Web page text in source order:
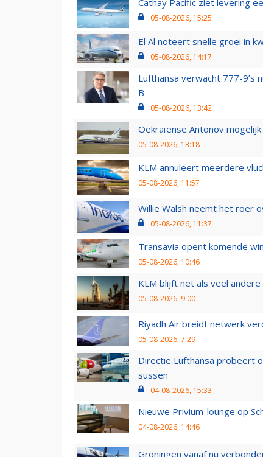
Cathay Pacific ziet levering
05-08-2026, 15:25
El Al noteert snelle groei in
05-08-2026, 14:17
Lufthansa verwacht 777-9’s
B
05-08-2026, 13:42
Oekraïense Antonov
05-08-2026, 13:18
KLM annuleert meerdere
05-08-2026, 11:57
Willie Walsh neemt het roer
05-08-2026, 11:37
Transavia opent komende
05-08-2026, 10:46
KLM blijft net als veel
05-08-2026, 9:00
Riyadh Air breidt netwerk
05-08-2026, 7:29
Directie Lufthansa probeert
sussen
04-08-2026, 15:33
Nieuwe Privium-lounge op
04-08-2026, 14:46
Groningen vanaf nu